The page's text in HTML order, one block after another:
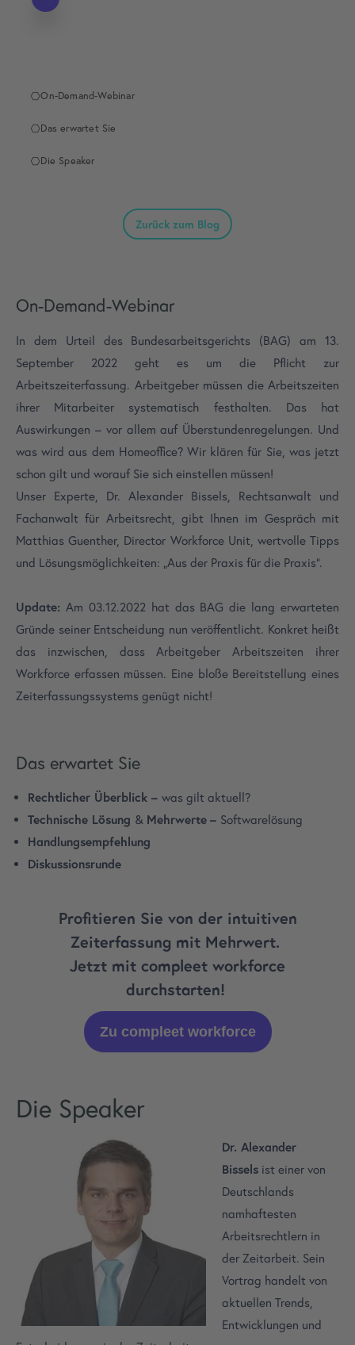
On-Demand-Webinar
Das erwartet Sie
Die Speaker
Zurück zum Blog
On-Demand-Webinar
In dem Urteil des Bundesarbeitsgerichts (BAG) am 13.
September 2022 geht es um die Pflicht zur
Arbeitszeiterfassung. Arbeitgeber müssen die Arbeitszeiten
ihrer Mitarbeiter systematisch festhalten. Das hat
Auswirkungen – vor allem auf Überstundenregelungen. Und
was wird aus dem Homeoffice? Wir klären für Sie, was jetzt
schon gilt und worauf Sie sich einstellen müssen!
Unser Experte, Dr. Alexander Bissels, Rechtsanwalt und
Fachanwalt für Arbeitsrecht, gibt Ihnen im Gespräch mit
Matthias Guenther, Director Workforce Unit, wertvolle Tipps
und Lösungsmöglichkeiten: „Aus der Praxis für die Praxis“.
Update: Am 03.12.2022 hat das BAG die lang erwarteten
Gründe seiner Entscheidung nun veröffentlicht. Konkret heißt
das inzwischen, dass Arbeitgeber Arbeitszeiten ihrer
Workforce erfassen müssen. Eine bloße Bereitstellung eines
Zeiterfassungssystems genügt nicht!
Das erwartet Sie
Rechtlicher Überblick –was gilt aktuell?
Technische Lösung & Mehrwerte – Softwarelösung
Handlungsempfehlung
Diskussionsrunde
Profitieren Sie von der intuitiven
Zeiterfassung mit Mehrwert.
Jetzt mit compleet workforce
durchstarten!
Zu compleet workforce
Die Speaker
Dr. Alexander
Bissels ist einer von
Deutschlands
namhaftesten
Arbeitsrechtlern in
der Zeitarbeit. Sein
Vortrag handelt von
aktuellen Trends,
Entwicklungen und